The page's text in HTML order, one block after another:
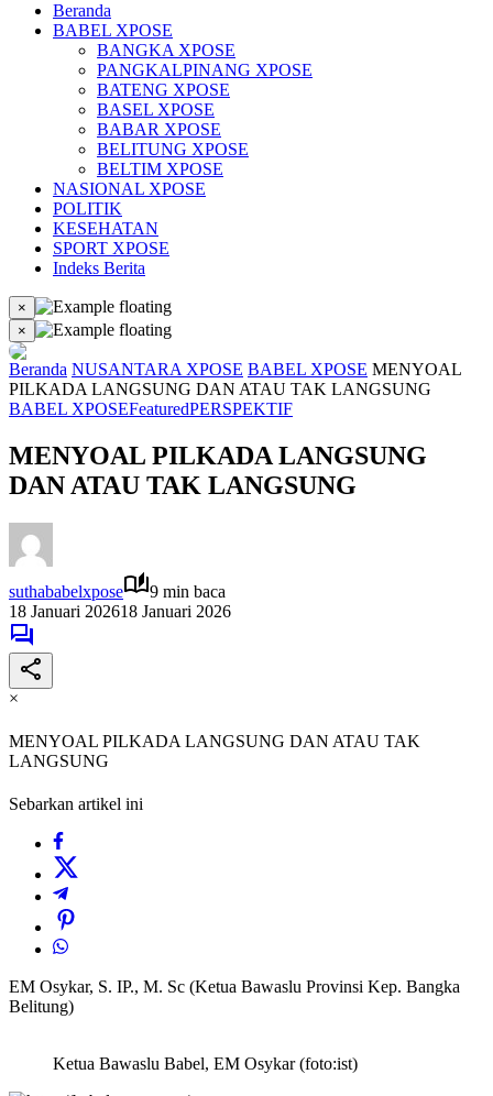
Beranda
BABEL XPOSE
BANGKA XPOSE
PANGKALPINANG XPOSE
BATENG XPOSE
BASEL XPOSE
BABAR XPOSE
BELITUNG XPOSE
BELTIM XPOSE
NASIONAL XPOSE
POLITIK
KESEHATAN
SPORT XPOSE
Indeks Berita
×
×
Beranda NUSANTARA XPOSE BABEL XPOSE MENYOAL
PILKADA LANGSUNG DAN ATAU TAK LANGSUNG
BABEL XPOSEFeaturedPERSPEKTIF
MENYOAL PILKADA LANGSUNG
DAN ATAU TAK LANGSUNG
suthababelxpose
9 min baca
18 Januari 202618 Januari 2026
×
MENYOAL PILKADA LANGSUNG DAN ATAU TAK
LANGSUNG
Sebarkan artikel ini
EM Osykar, S. IP., M. Sc (Ketua Bawaslu Provinsi Kep. Bangka
Belitung)
Ketua Bawaslu Babel, EM Osykar (foto:ist)